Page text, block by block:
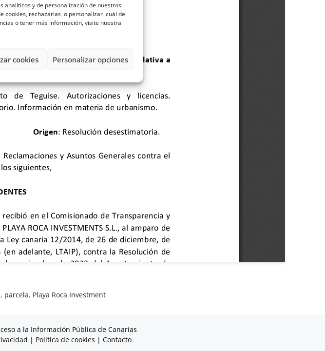
analíticos y de personalización de nuestros
cookies, rechazarlas o personalizar cuál de
o tener más información, visite nuestra
cookies Personalizar opciones
, parcela, Playa Roca Investment
a la Información Pública de Canarias
| Política de cookies | Contacto